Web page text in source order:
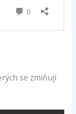
se zmiňuji